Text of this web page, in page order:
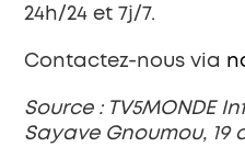
24h/24 et 7j/7.
Contactez-nous via
Source : TV5MONDE
Sayave Gnoumou, 19